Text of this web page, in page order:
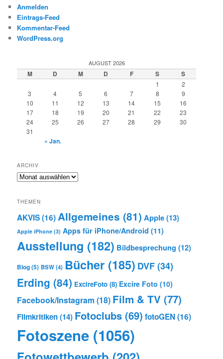
Anmelden
Eintrags-Feed
Kommentar-Feed
WordPress.org
AUGUST 2026
M D M D F S S
1
2
3
4 5 6 7 8
9
10
11 12 13 14 15
16
17
18 19 20 21 22
23
24
25 26 27 28 29
30
31
« Jan.
ARCHIV
Archiv
THEMEN
AKVIS(16) Allgemeines (81) Apple(13)
Apple iPhone (3) Apps für iPhone/Android (11)
Ausstellung (182) Bildbesprechung (12)
Blog(5) BSW(4) Bücher (185) DVF (34)
Erding (84) ExcireFoto (8) Excire Foto (10)
Facebook/Instagram (18) Film & TV (77)
Filmkritiken(14) Fotoclubs (69) fotoGEN(16)
Fotoszene (1056)